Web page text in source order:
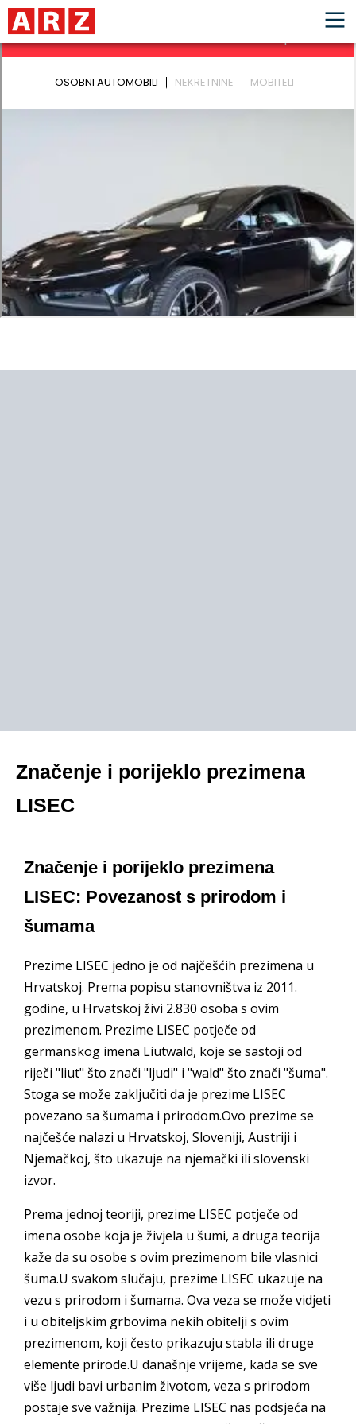
Značenje i porijeklo prezimena
LISEC
Značenje i porijeklo prezimena
LISEC: Povezanost s prirodom i
šumama
Prezime LISEC jedno je od najčešćih prezimena u
Hrvatskoj. Prema popisu stanovništva iz 2011.
godine, u Hrvatskoj živi 2.830 osoba s ovim
prezimenom. Prezime LISEC potječe od
germanskog imena Liutwald, koje se sastoji od
riječi "liut" što znači "ljudi" i "wald" što znači "šuma".
Stoga se može zaključiti da je prezime LISEC
povezano sa šumama i prirodom.Ovo prezime se
najčešće nalazi u Hrvatskoj, Sloveniji, Austriji i
Njemačkoj, što ukazuje na njemački ili slovenski
izvor.
Prema jednoj teoriji, prezime LISEC potječe od
imena osobe koja je živjela u šumi, a druga teorija
kaže da su osobe s ovim prezimenom bile vlasnici
šuma.U svakom slučaju, prezime LISEC ukazuje na
vezu s prirodom i šumama. Ova veza se može vidjeti
i u obiteljskim grbovima nekih obitelji s ovim
prezimenom, koji često prikazuju stabla ili druge
elemente prirode.U današnje vrijeme, kada se sve
više ljudi bavi urbanim životom, veza s prirodom
postaje sve važnija. Prezime LISEC nas podsjeća na